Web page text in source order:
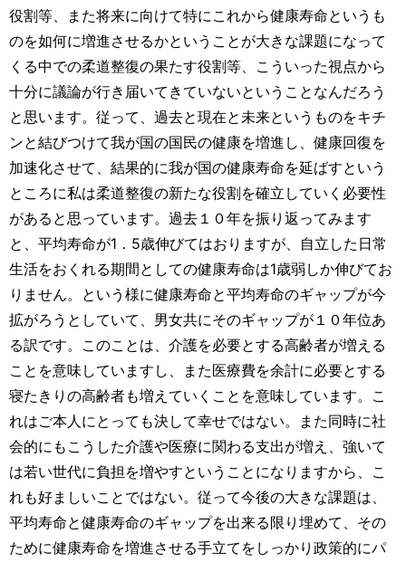
役割等、また将来に向けて特にこれから健康寿命というも
のを如何に増進させるかということが大きな課題になって
くる中での柔道整復の果たす役割等、こういった視点から
十分に議論が行き届いてきていないということなんだろう
と思います。従って、過去と現在と未来というものをキチ
ンと結びつけて我が国の国民の健康を増進し、健康回復を
加速化させて、結果的に我が国の健康寿命を延ばすという
ところに私は柔道整復の新たな役割を確立していく必要性
があると思っています。過去１０年を振り返ってみます
と、平均寿命が1．5歳伸びてはおりますが、自立した日常
生活をおくれる期間としての健康寿命は1歳弱しか伸びてお
りません。という様に健康寿命と平均寿命のギャップが今
拡がろうとしていて、男女共にそのギャップが１０年位あ
る訳です。このことは、介護を必要とする高齢者が増える
ことを意味していますし、また医療費を余計に必要とする
寝たきりの高齢者も増えていくことを意味しています。こ
れはご本人にとっても決して幸せではない。また同時に社
会的にもこうした介護や医療に関わる支出が増え、強いて
は若い世代に負担を増やすということになりますから、こ
れも好ましいことではない。従って今後の大きな課題は、
平均寿命と健康寿命のギャップを出来る限り埋めて、その
ために健康寿命を増進させる手立てをしっかり政策的にパ